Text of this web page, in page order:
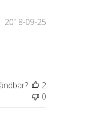
2018-09-25
2
0